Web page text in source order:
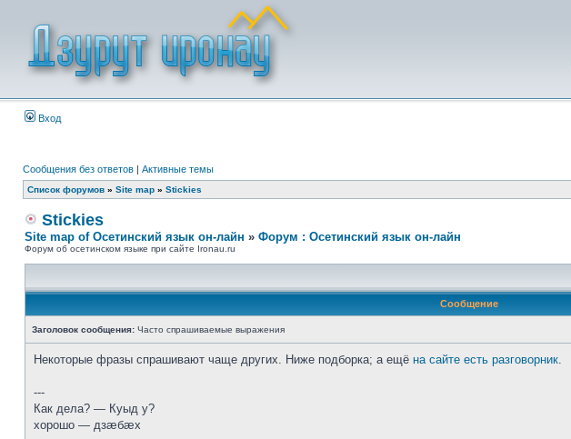
Вход
Сообщения без ответов | Активные темы
Список форумов » Site map » Stickies
Stickies
Site map of Осетинский язык он-лайн » Форум : Осетинский язык он-лайн
Форум об осетинском языке при сайте Ironau.ru
Сообщение
Заголовок сообщения: Часто спрашиваемые выражения
Некоторые фразы спрашивают чаще других. Ниже подборка; а ещё на сайте есть разговорник.
---
Как дела? — Куыд у?
хорошо — дзæбæх